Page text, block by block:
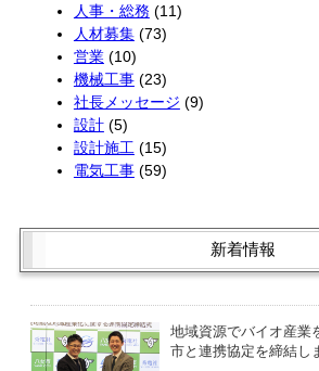
人事・総務 (11)
人材募集(73)
営業(10)
機械工事(23)
社長メッセージ (9)
設計(5)
設計施工 (15)
電気工事(59)
新着情報
地域資源でバイオ産業
市と連携協定を締結し